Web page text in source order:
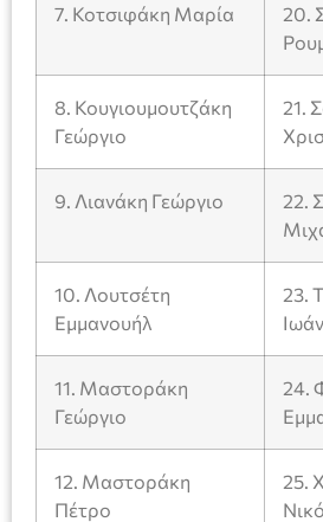
7. Κοτσιφάκη Μαρία
20.
8. Κουγιουμουτζάκη
Γεώργιο
21.
9. Λιανάκη Γεώργιο
22.
10. Λουτσέτη
Εμμανουήλ
23.
11. Μαστοράκη
Γεώργιο
24.
12. Μαστοράκη
Πέτρο
25.